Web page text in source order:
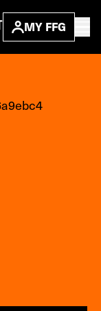
MY FFG